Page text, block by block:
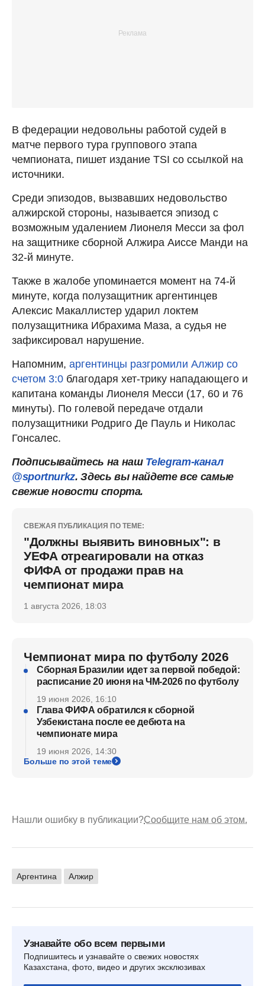
В федерации недовольны работой судей в
матче первого тура группового этапа
чемпионата, пишет издание TSI со ссылкой на
источники.
Среди эпизодов, вызвавших недовольство
алжирской стороны, называется эпизод с
возможным удалением Лионеля Месси за фол
на защитнике сборной Алжира Аиссе Манди на
32-й минуте.
Также в жалобе упоминается момент на 74-й
минуте, когда полузащитник аргентинцев
Алексис Макаллистер ударил локтем
полузащитника Ибрахима Маза, а судья не
зафиксировал нарушение.
Напомним, аргентинцы разгромили Алжир со
счетом 3:0 благодаря хет-трику нападающего и
капитана команды Лионеля Месси (17, 60 и 76
минуты). По голевой передаче отдали
полузащитники Родриго Де Пауль и Николас
Гонсалес.
Подписывайтесь на наш Telegram-канал
@sportnurkz. Здесь вы найдете все самые
свежие новости спорта.
СВЕЖАЯ ПУБЛИКАЦИЯ ПО ТЕМЕ:
"Должны выявить виновных": в
УЕФА отреагировали на отказ
ФИФА от продажи прав на
чемпионат мира
1 августа 2026, 18:03
Чемпионат мира по футболу 2026
Сборная Бразилии идет за первой победой:
расписание 20 июня на ЧМ-2026 по футболу
19 июня 2026, 16:10
Глава ФИФА обратился к сборной
Узбекистана после ее дебюта на
чемпионате мира
19 июня 2026, 14:30
Больше по этой теме
Нашли ошибку в публикации?Сообщите нам об этом.
Аргентина Алжир
Узнавайте обо всем первыми
Подпишитесь и узнавайте о свежих новостях
Казахстана, фото, видео и других эксклюзивах